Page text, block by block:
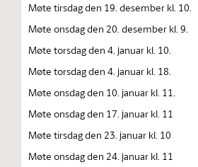
Møte tirsdag den 19. desember kl. 10.
Møte onsdag den 20. desember kl. 9.
Møte torsdag den 4. januar kl. 10.
Møte torsdag den 4. januar kl. 18.
Møte onsdag den 10. januar kl. 11.
Møte onsdag den 17. januar kl. 11
Møte tirsdag den 23. januar kl. 10
Møte onsdag den 24. januar kl. 11